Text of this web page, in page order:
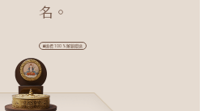
名。
達標 100 %解鎖贈送